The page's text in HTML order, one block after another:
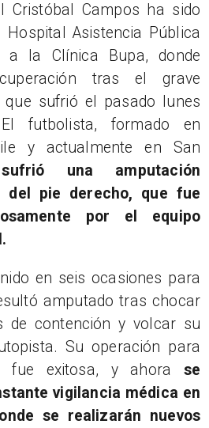
Cristóbal Campos ha sido
Hospital Asistencia Pública
a la Clínica Bupa, donde
tras el grave
que sufrió el pasado lunes
futbolista, formado en
y actualmente en San
sufrió una amputación
del pie derecho, que fue
por el equipo
en seis ocasiones para
amputado tras chocar
de contención y volcar su
Su operación para
fue exitosa, y ahora se
vigilancia médica en
se realizarán nuevos